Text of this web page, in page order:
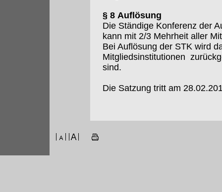
§ 8 Auflösung
Die Ständige Konferenz der
kann mit 2/3 Mehrheit aller
Bei Auflösung der STK wird
Mitgliedsinstitutionen
sind.
Die Satzung tritt am